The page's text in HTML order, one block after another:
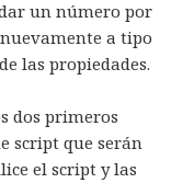
un número por
a tipo
las propiedades.
dos primeros
script que serán
el script y las